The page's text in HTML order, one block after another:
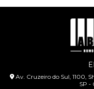
Av. Cruzeiro do Sul, 1100,
SP -